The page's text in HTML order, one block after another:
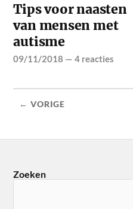
Tips voor naasten
van mensen met
autisme
09/11/2018 —4 reacties
← VORIGE
Zoeken